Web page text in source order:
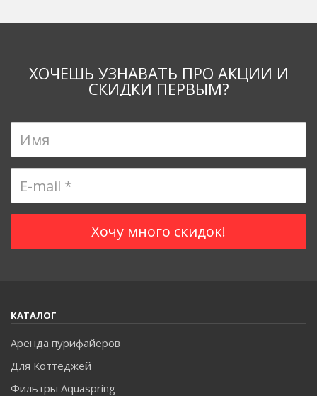
ХОЧЕШЬ УЗНАВАТЬ ПРО АКЦИИ И
СКИДКИ ПЕРВЫМ?
КАТАЛОГ
Аренда пурифайеров
Для Коттеджей
Фильтры Aquaspring